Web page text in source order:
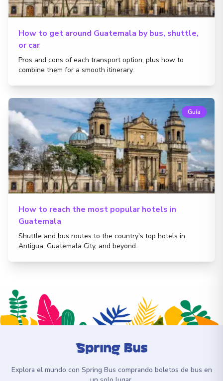
How to get around Guatemala by bus, shuttle,
or car
Pros and cons of each transport option, plus how to
combine them for a smooth itinerary.
Guía
How to reach the most popular hotels in
Guatemala
Shuttle and bus routes to the country's top hotels in
Antigua, Guatemala City, and beyond.
Explora el mundo con Spring Bus comprando boletos de bus en